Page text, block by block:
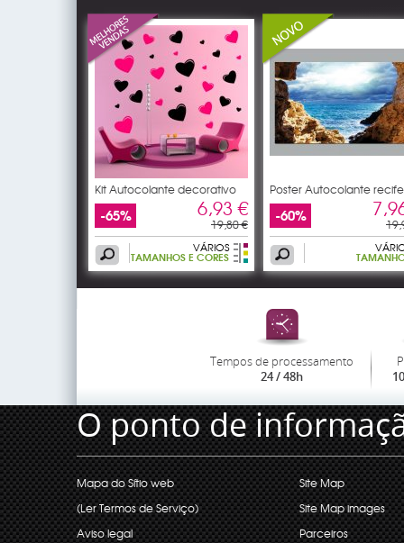
Kit Autocolante decorativo
14
-65% 6,93 €
19,80 €
VÁRIOS
TAMANHOS E CORES
Poster Autocolante
-60%
Tempos de processamento
24 / 48h
O ponto de
Mapa do Sítio web
(Ler Termos de Serviço)
Aviso legal
Site Map
Site Map images
Parceiros